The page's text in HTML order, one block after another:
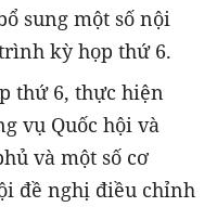
sung một số nội
kỳ họp thứ 6.
thứ 6, thực hiện
vụ Quốc hội và
và một số cơ
đề nghị điều chỉnh